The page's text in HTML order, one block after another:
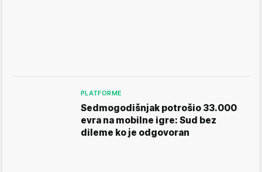
PLATFORME
Sedmogodišnjak potrošio 33.000
evra na mobilne igre: Sud bez
dileme ko je odgovoran